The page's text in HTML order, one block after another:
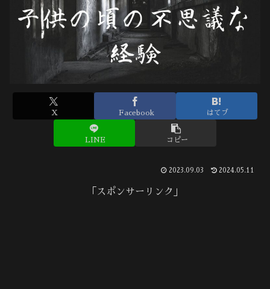
X Facebook はてブ
LINE コピー
2023.09.03 2024.05.11
「スポンサーリンク」